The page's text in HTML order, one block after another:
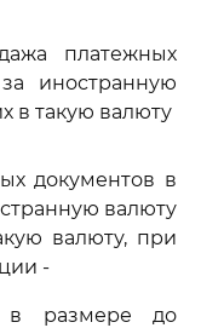
платежных
иностранную
в такую валюту
документов в
валюту
валюту, при
-
в размере до